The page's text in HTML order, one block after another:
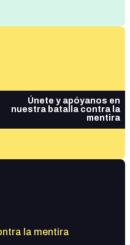
Únete y apóyanos en
nuestra batalla contra la
mentira
la mentira